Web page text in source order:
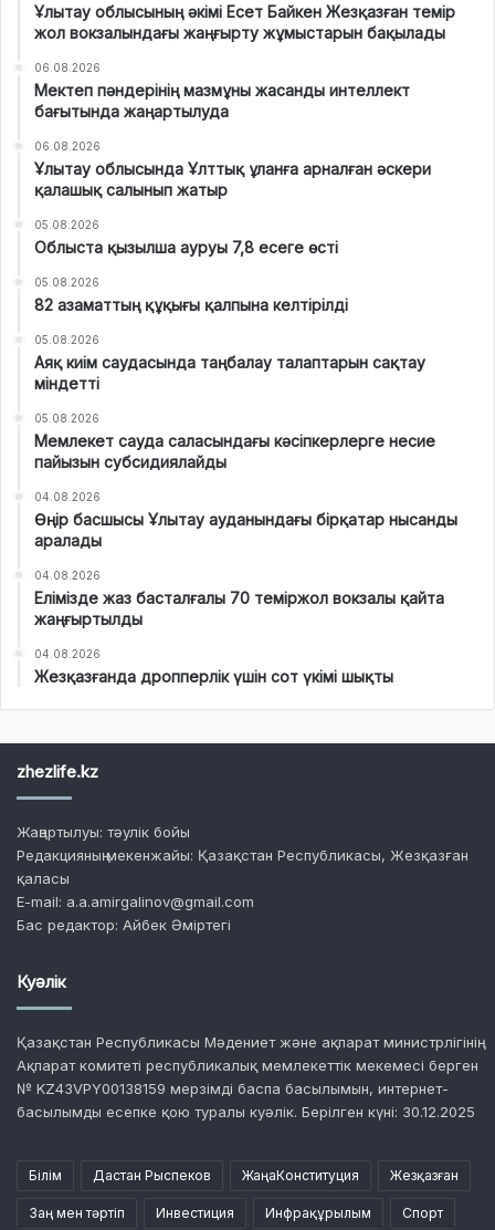
Ұлытау облысының әкімі Есет Байкен Жезқазған темір
жол вокзалындағы жаңғырту жұмыстарын бақылады
06.08.2026
Мектеп пәндерінің мазмұны жасанды интеллект
бағытында жаңартылуда
06.08.2026
Ұлытау облысында Ұлттық ұланға арналған әскери
қалашық салынып жатыр
05.08.2026
Облыста қызылша ауруы 7,8 есеге өсті
05.08.2026
82 азаматтың құқығы қалпына келтірілді
05.08.2026
Аяқ киім саудасында таңбалау талаптарын сақтау
міндетті
05.08.2026
Мемлекет сауда саласындағы кәсіпкерлерге несие
пайызын субсидиялайды
04.08.2026
Өңір басшысы Ұлытау ауданындағы бірқатар нысанды
аралады
04.08.2026
Елімізде жаз басталғалы 70 теміржол вокзалы қайта
жаңғыртылды
04.08.2026
Жезқазғанда дропперлік үшін сот үкімі шықты
zhezlife.kz
Жаңартылуы: тәулік бойы
Редакцияның мекенжайы: Қазақстан Республикасы, Жезқазған
қаласы
E-mail: a.a.amirgalinov@gmail.com
Бас редактор: Айбек Әміртегі
Куәлік
Қазақстан Республикасы Мәдениет және ақпарат министрлігінің
Ақпарат комитеті республикалық мемлекеттік мекемесі берген
№ KZ43VPY00138159 мерзімді баспа басылымын, интернет-
басылымды есепке қою туралы куәлік. Берілген күні: 30.12.2025
Білім Дастан Рыспеков ЖаңаКонституция Жезқазған
Заң мен тәртіп Инвестиция Инфрақұрылым Спорт